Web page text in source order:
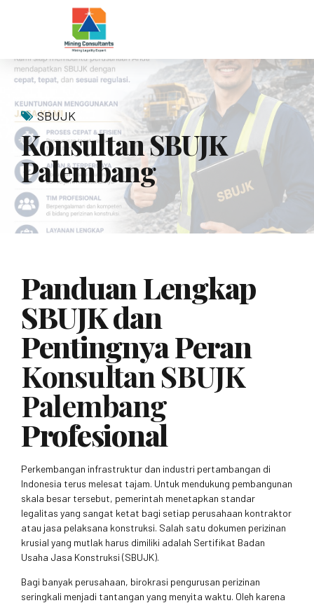
SBUJK
Konsultan SBUJK
Palembang
Panduan Lengkap
SBUJK dan
Pentingnya Peran
Konsultan SBUJK
Palembang
Profesional
Perkembangan infrastruktur dan industri pertambangan di
Indonesia terus melesat tajam. Untuk mendukung pembangunan
skala besar tersebut, pemerintah menetapkan standar
legalitas yang sangat ketat bagi setiap perusahaan kontraktor
atau jasa pelaksana konstruksi. Salah satu dokumen perizinan
krusial yang mutlak harus dimiliki adalah Sertifikat Badan
Usaha Jasa Konstruksi (SBUJK).
Bagi banyak perusahaan, birokrasi pengurusan perizinan
seringkali menjadi tantangan yang menyita waktu. Oleh karena